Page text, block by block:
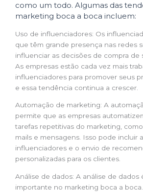
como um todo. Algumas das
marketing boca a boca incluem:
Uso de influenciadores: Os
que têm grande presença nas redes
influenciar as decisões de compra de
As empresas estão cada vez mais
influenciadores para promover seus
e essa tendência continua a crescer.
Automação de marketing: A
permite que as empresas
tarefas repetitivas do marketing,
mails e mensagens. Isso pode incluir
influenciadores e o envio de
personalizadas para os clientes.
Análise de dados: A análise de dados
importante no marketing boca a